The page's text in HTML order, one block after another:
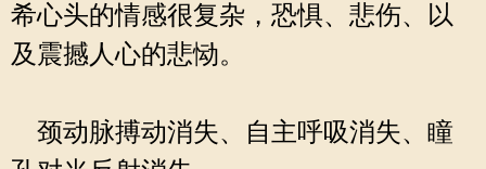
希心头的情感很复杂，恐惧、悲伤、以
及震撼人心的悲恸。
颈动脉搏动消失、自主呼吸消失、瞳